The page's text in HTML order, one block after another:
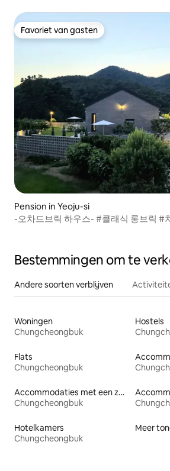
Favoriet van gasten
Favoriet van gasten
Pension in Yeoju-si
-오차드브릭 하우스- #클래식 롱브릭 #치아바타조식 #쿠키
Bestemmingen om te
Andere soorten verblijven
Woningen
Chungcheongbuk
Hostels
Flats
Chungcheongbuk
Accommodaties met een zwembad
Chungcheongbuk
Hotelkamers
Chungcheongbuk
Meer